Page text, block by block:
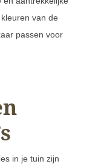
van de
passen voor
in je tuin zijn